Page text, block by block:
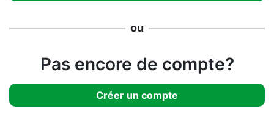
ou
Pas encore de compte?
Créer un compte